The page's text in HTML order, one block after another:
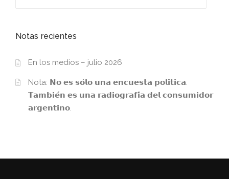
Notas recientes
En los medios – julio 2026
Nota: 𝗡𝗼 𝗲𝘀 𝘀𝗼́𝗹𝗼 𝘂𝗻𝗮 𝗲𝗻𝗰𝘂𝗲𝘀𝘁𝗮 𝗽𝗼𝗹𝗶́𝘁𝗶𝗰𝗮.
𝗧𝗮𝗺𝗯𝗶𝗲́𝗻 𝗲𝘀 𝘂𝗻𝗮 𝗿𝗮𝗱𝗶𝗼𝗴𝗿𝗮𝗳𝗶́𝗮 𝗱𝗲𝗹 𝗰𝗼𝗻𝘀𝘂𝗺𝗶𝗱𝗼𝗿
𝗮𝗿𝗴𝗲𝗻𝘁𝗶𝗻𝗼.